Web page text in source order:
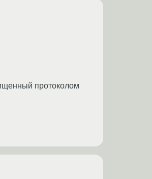
протоколом